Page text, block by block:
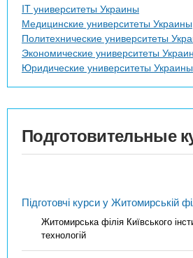
IT университеты Украины
Медицинские университеты Украины
Политехнические университеты
Экономические университеты
Юридические университеты Украины
Подготовительные
Підготовчі курси у Житомирській
Житомирська філія Київського
технологій